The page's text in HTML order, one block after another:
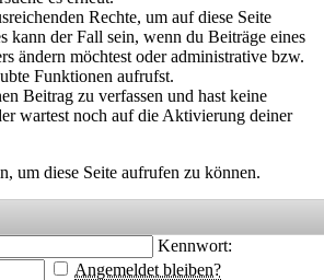
Rechte, um auf diese Seite
kann der Fall sein, wenn du Beiträge eines
ändern möchtest oder administrative bzw.
Funktionen aufrufst.
Beitrag zu verfassen und hast keine
wartest noch auf die Aktivierung deiner
um diese Seite aufrufen zu können.
Kennwort:
Angemeldet bleiben?